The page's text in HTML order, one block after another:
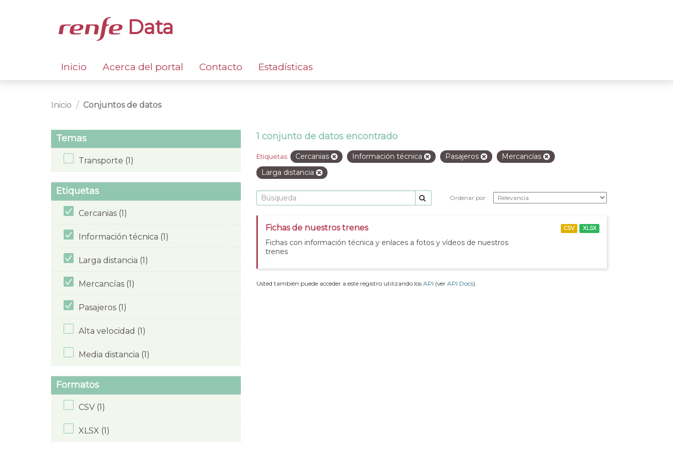
Data
Inicio Acerca del portal Contacto Estadísticas
Inicio Conjuntos de datos
Temas
Transporte (1)
Etiquetas
Cercanias (1)
Información técnica (1)
Larga distancia (1)
Mercancías (1)
Pasajeros (1)
Alta velocidad (1)
Media distancia (1)
Formatos
CSV (1)
XLSX (1)
1 conjunto de datos encontrado
Etiquetas: Cercanias Información técnica Pasajeros
Mercancías
Larga distancia
Ordenar por
Fichas de nuestros trenes
Fichas con información técnica y enlaces a fotos y vídeos de nuestros
trenes
CSV XLSX
Usted también puede acceder a este registro utilizando los API (ver API Docs).